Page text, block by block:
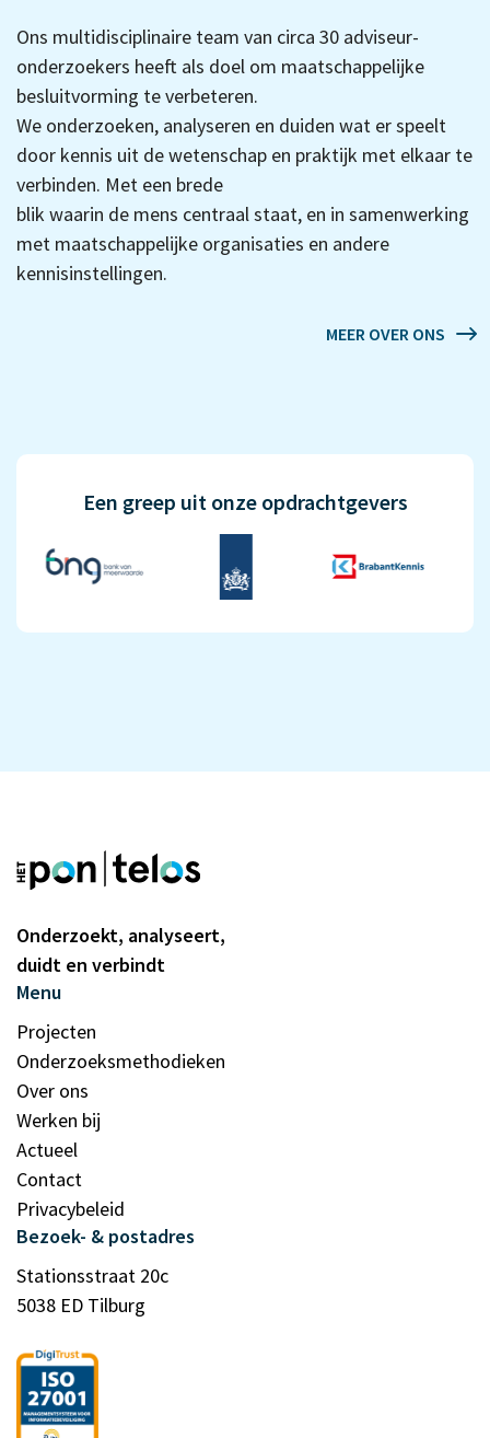
Ons multidisciplinaire team van circa 30 adviseur-
onderzoekers heeft als doel om maatschappelijke
besluitvorming te verbeteren.
We onderzoeken, analyseren en duiden wat er speelt
door kennis uit de wetenschap en praktijk met elkaar te
verbinden. Met een brede
blik waarin de mens centraal staat, en in samenwerking
met maatschappelijke organisaties en andere
kennisinstellingen.
MEER OVER ONS
Een greep uit onze opdrachtgevers
Onderzoekt, analyseert,
duidt en verbindt
Menu
Projecten
Onderzoeksmethodieken
Over ons
Werken bij
Actueel
Contact
Privacybeleid
Bezoek- & postadres
Stationsstraat 20c
5038 ED Tilburg